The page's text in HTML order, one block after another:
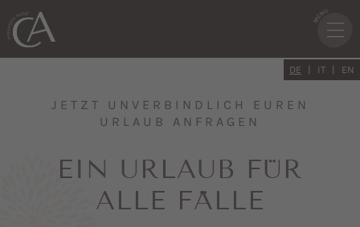
DE IT EN
JETZT UNVERBINDLICH EUREN
URLAUB ANFRAGEN
EIN URLAUB FÜR
ALLE FÄLLE